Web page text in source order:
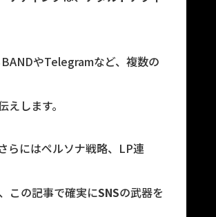
やTelegramなど、複数の
します。
らにはペルソナ戦略、LP連
この記事で確実にSNSの武器を